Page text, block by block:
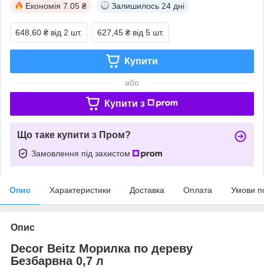
Економія 7.05 ₴ Залишилось 24 дні
648,60 ₴ від 2 шт. 627,45 ₴ від 5 шт.
Купити
або
Купити з
Що таке купити з Пром?
Замовлення під захистом
Опис Характеристики Доставка Оплата Умови
Опис
Decor Beitz Морилка по дереву
Безбарвна 0,7 л